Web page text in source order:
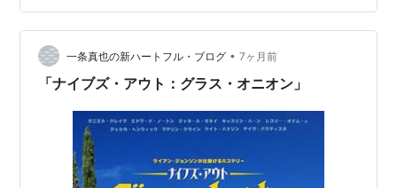
い機会でした。 冒頭から序盤は、主人公二人の兄弟仲の
悪さを描く、ギスギスとした雰囲気のシーンが続くた
め、見る人をふるい落とすかも知れません…
一条真也の新ハートフル・ブログ • 7ヶ月前
「ナイブズ・アウト：グラス・オニオン」